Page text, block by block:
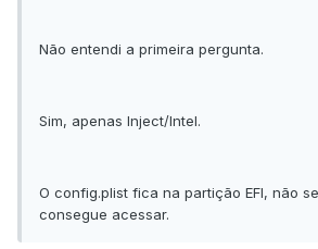
Não entendi a primeira pergunta.
Sim, apenas Inject/Intel.
O config.plist fica na partição EFI, não
consegue acessar.